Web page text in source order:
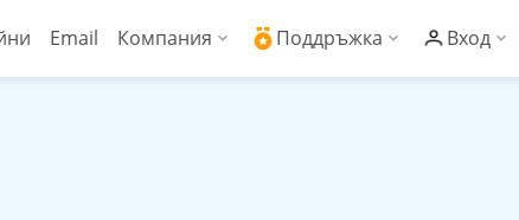
Email Компания Поддръжка Вход